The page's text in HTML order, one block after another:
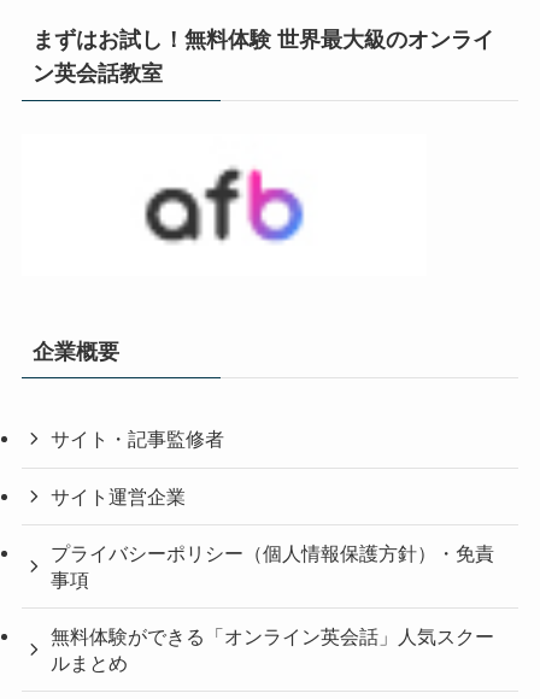
まずはお試し！無料体験 世界最大級のオンライ
ン英会話教室
企業概要
サイト・記事監修者
サイト運営企業
プライバシーポリシー（個人情報保護方針）・免責
事項
無料体験ができる「オンライン英会話」人気スクー
ルまとめ